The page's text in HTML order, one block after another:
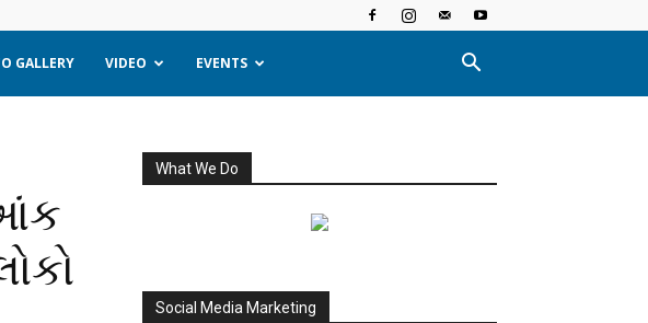
GALLERY VIDEO EVENTS
What We Do
Social Media Marketing